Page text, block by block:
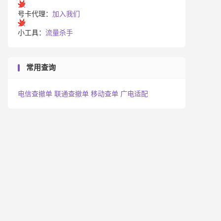
号卡代理： 加入我们
小工具： 流量杀手
常用查询
电信查撤单 联通查撤单 移动查单 广电适配